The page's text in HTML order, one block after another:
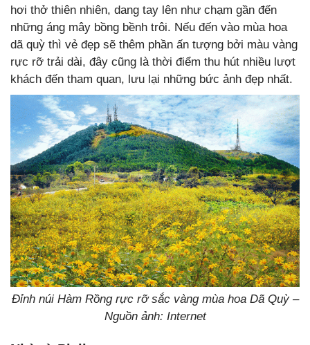
hơi thở thiên nhiên, dang tay lên như chạm gần đến
những áng mây bồng bềnh trôi. Nếu đến vào mùa hoa
dã quỳ thì vẻ đẹp sẽ thêm phần ấn tượng bởi màu vàng
rực rỡ trải dài, đây cũng là thời điểm thu hút nhiều lượt
khách đến tham quan, lưu lại những bức ảnh đẹp nhất.
Đỉnh núi Hàm Rồng rực rỡ sắc vàng mùa hoa Dã Quỳ –
Nguồn ảnh: Internet